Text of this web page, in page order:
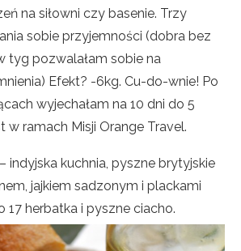
na siłowni czy basenie. Trzy
sobie przyjemności (dobra bez
tyg pozwalałam sobie na
Efekt? -6kg. Cu-do-wnie! Po
wyjechałam na 10 dni do 5
w ramach Misji Orange Travel.
indyjska kuchnia, pyszne brytyjskie
jajkiem sadzonym i plackami
17 herbatka i pyszne ciacho.